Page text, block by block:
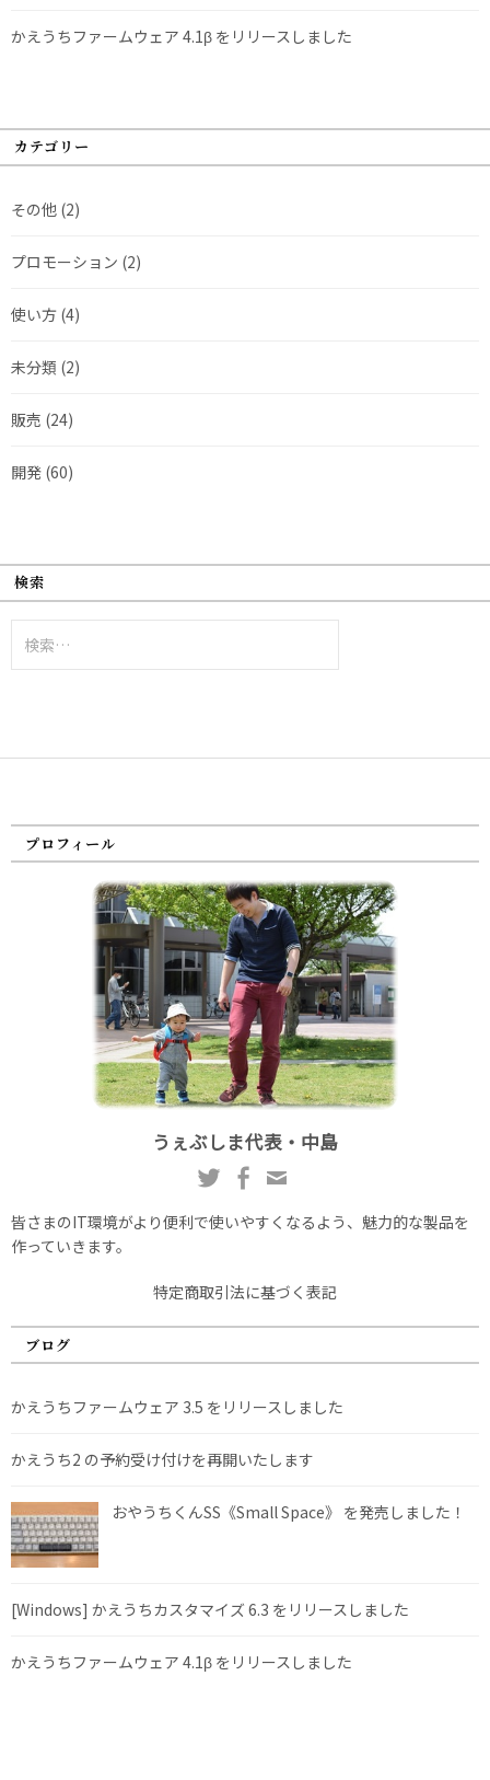
かえうちファームウェア 4.1β をリリースしました
カテゴリー
その他 (2)
プロモーション (2)
使い方 (4)
未分類 (2)
販売 (24)
開発 (60)
検索
索:
プロフィール
うぇぶしま代表・中島
皆さまのIT環境がより便利で使いやすくなるよう、魅力的な製品を
作っていきます。
特定商取引法に基づく表記
ブログ
かえうちファームウェア 3.5 をリリースしました
かえうち2 の予約受け付けを再開いたします
おやうちくんSS《Small Space》 を発売しました！
[Windows] かえうちカスタマイズ 6.3 をリリースしました
かえうちファームウェア 4.1β をリリースしました